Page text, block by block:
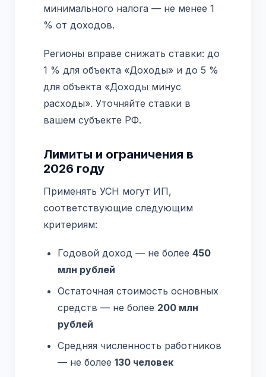
минимального налога — не менее 1
% от доходов.
Регионы вправе снижать ставки: до
1 % для объекта «Доходы» и до 5 %
для объекта «Доходы минус
расходы». Уточняйте ставки в
вашем субъекте РФ.
Лимиты и ограничения в
2026 году
Применять УСН могут ИП,
соответствующие следующим
критериям:
Годовой доход — не более 450
млн рублей
Остаточная стоимость основных
средств — не более 200 млн
рублей
Средняя численность работников
— не более 130 человек